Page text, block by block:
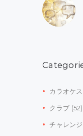
カラオケ
クラブ (52)
チャレン